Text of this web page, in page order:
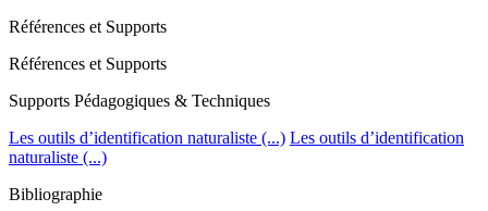
Références et Supports
Références et Supports
Supports Pédagogiques & Techniques
Les outils d’identification naturaliste (...) Les outils d’identification
naturaliste (...)
Bibliographie